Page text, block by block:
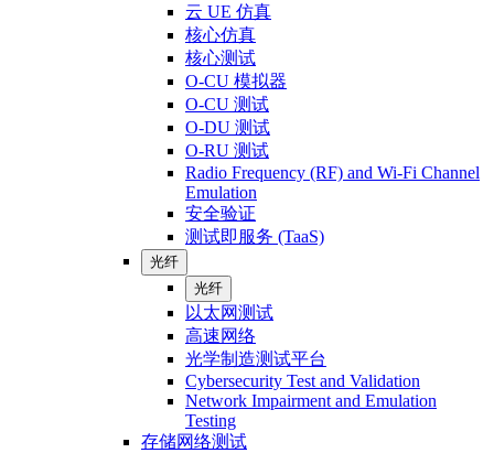
云 UE 仿真
核心仿真
核心测试
O-CU 模拟器
O-CU 测试
O-DU 测试
O-RU 测试
Radio Frequency (RF) and Wi-Fi Channel
Emulation
安全验证
测试即服务 (TaaS)
光纤
光纤
以太网测试
高速网络
光学制造测试平台
Cybersecurity Test and Validation
Network Impairment and Emulation
Testing
存储网络测试